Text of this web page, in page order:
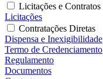
Licitações e Contratos
Licitações
Contratações Diretas
Dispensa e Inexigibilidade
Termo de Credenciamento
Regulamento
Documentos